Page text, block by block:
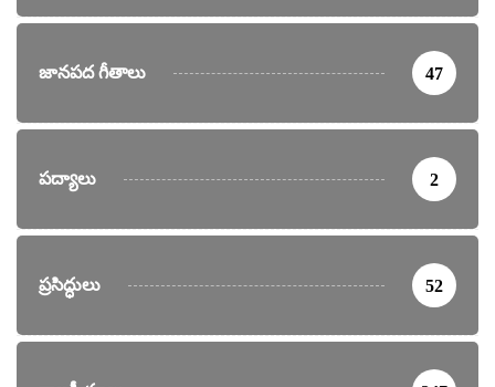
జానపద గీతాలు 47
పద్యాలు 2
ప్రసిద్ధులు 52